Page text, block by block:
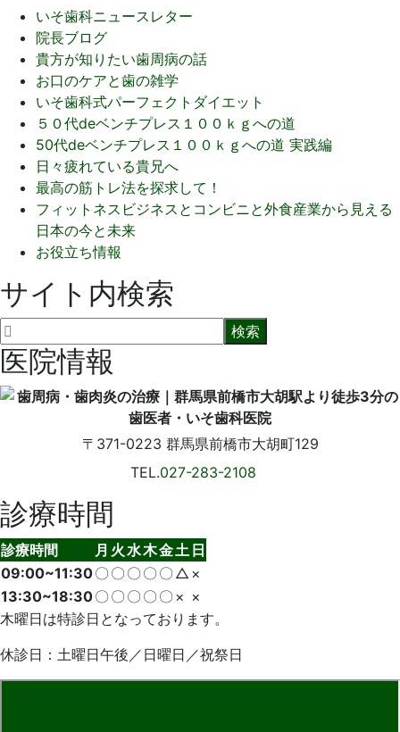
いそ歯科ニュースレター
院長ブログ
貴方が知りたい歯周病の話
お口のケアと歯の雑学
いそ歯科式パーフェクトダイエット
５０代deベンチプレス１００ｋｇへの道
50代deベンチプレス１００ｋｇへの道 実践編
日々疲れている貴兄へ
最高の筋トレ法を探求して！
フィットネスビジネスとコンビニと外食産業から見える
日本の今と未来
お役立ち情報
サイト内検索
医院情報
〒371-0223 群馬県前橋市大胡町129
TEL.027-283-2108
診療時間
診療時間 月 火水木金土 日
09:00~11:30〇 〇 〇 〇 〇 △ ×
13:30~18:30〇 〇 〇 〇 〇 × ×
木曜日は特診日となっております。
休診日：土曜日午後／日曜日／祝祭日